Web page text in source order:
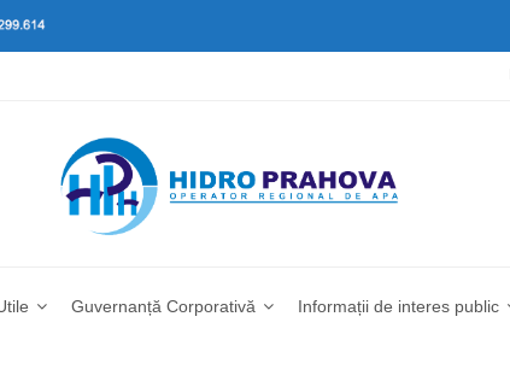
Guvernanță Corporativă Informații de interes public